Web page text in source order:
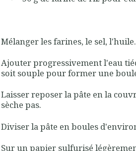
Mélanger les farines, le sel, l'huile.
Ajouter progressivement l'eau
soit souple pour former une
Laisser reposer la pâte en la
sèche pas.
Diviser la pâte en boules
Sur un papier sulfurisé